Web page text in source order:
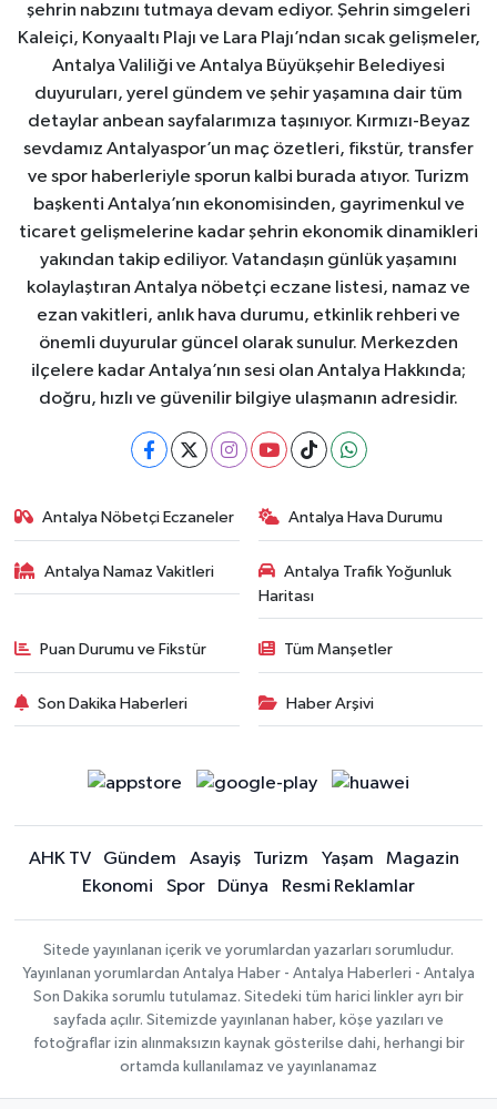
şehrin nabzını tutmaya devam ediyor. Şehrin simgeleri
Kaleiçi, Konyaaltı Plajı ve Lara Plajı’ndan sıcak gelişmeler,
Antalya Valiliği ve Antalya Büyükşehir Belediyesi
duyuruları, yerel gündem ve şehir yaşamına dair tüm
detaylar anbean sayfalarımıza taşınıyor. Kırmızı-Beyaz
sevdamız Antalyaspor’un maç özetleri, fikstür, transfer
ve spor haberleriyle sporun kalbi burada atıyor. Turizm
başkenti Antalya’nın ekonomisinden, gayrimenkul ve
ticaret gelişmelerine kadar şehrin ekonomik dinamikleri
yakından takip ediliyor. Vatandaşın günlük yaşamını
kolaylaştıran Antalya nöbetçi eczane listesi, namaz ve
ezan vakitleri, anlık hava durumu, etkinlik rehberi ve
önemli duyurular güncel olarak sunulur. Merkezden
ilçelere kadar Antalya’nın sesi olan Antalya Hakkında;
doğru, hızlı ve güvenilir bilgiye ulaşmanın adresidir.
Antalya Nöbetçi Eczaneler Antalya Hava Durumu
Antalya Namaz Vakitleri
Antalya Trafik Yoğunluk
Haritası
Puan Durumu ve Fikstür Tüm Manşetler
Son Dakika Haberleri Haber Arşivi
AHK TV Gündem Asayiş Turizm Yaşam
Magazin
Ekonomi
Spor Dünya Resmi Reklamlar
Sitede yayınlanan içerik ve yorumlardan yazarları sorumludur.
Yayınlanan yorumlardan Antalya Haber - Antalya Haberleri - Antalya
Son Dakika sorumlu tutulamaz. Sitedeki tüm harici linkler ayrı bir
sayfada açılır. Sitemizde yayınlanan haber, köşe yazıları ve
fotoğraflar izin alınmaksızın kaynak gösterilse dahi, herhangi bir
ortamda kullanılamaz ve yayınlanamaz